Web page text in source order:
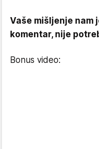
Vaše mišljenje nam
komentar, nije
Bonus video: